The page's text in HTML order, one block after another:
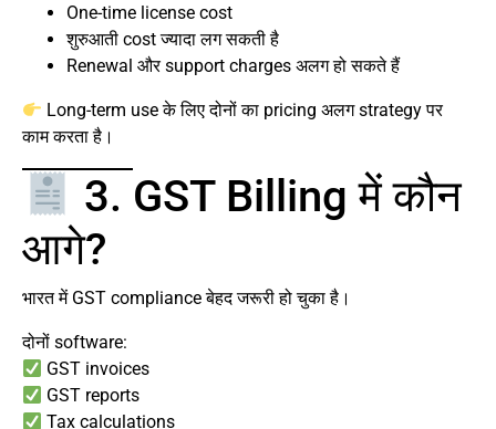
One-time license cost
शुरुआती cost ज्यादा लग सकती है
Renewal और support charges अलग हो सकते हैं
Long-term use के लिए दोनों का pricing अलग strategy पर
काम करता है।
3. GST Billing में कौन
आगे?
भारत में GST compliance बेहद जरूरी हो चुका है।
दोनों software:
GST invoices
GST reports
Tax calculations